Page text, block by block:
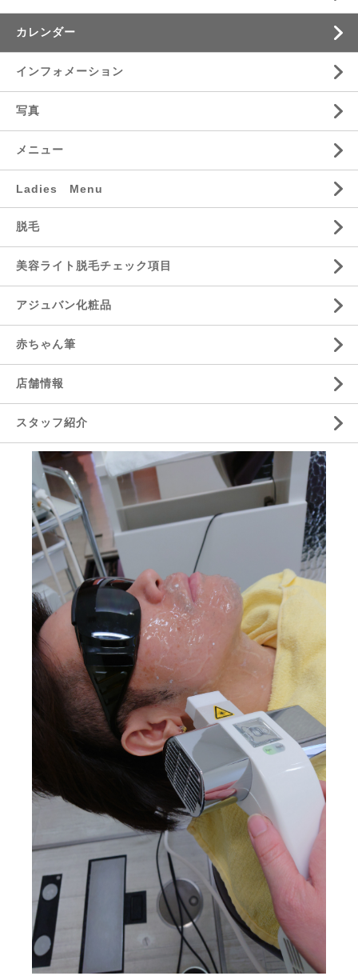
カレンダー
インフォメーション
写真
メニュー
Ladies Menu
脱毛
美容ライト脱毛チェック項目
アジュバン化粧品
赤ちゃん筆
店舗情報
スタッフ紹介